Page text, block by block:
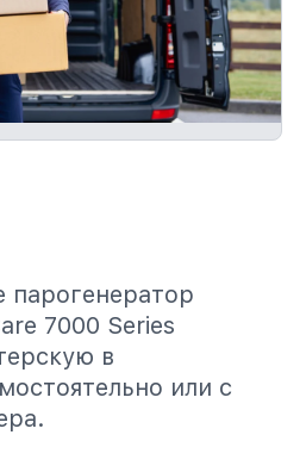
парогенератор
7000 Series
в
или с